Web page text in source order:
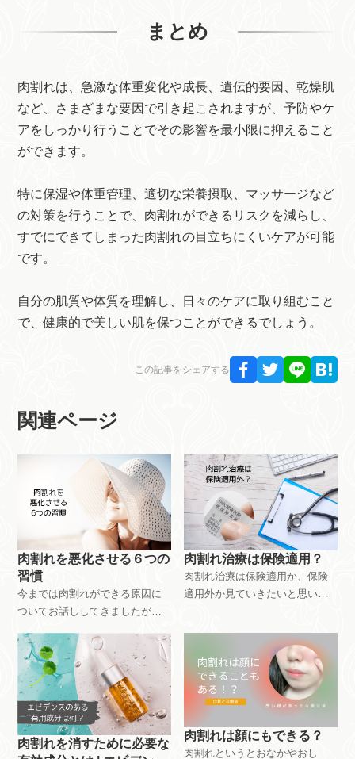
まとめ
肉割れは、急激な体重変化や成長、遺伝的要因、乾燥肌
など、さまざまな要因で引き起こされますが、予防やケ
アをしっかり行うことでその影響を最小限に抑えること
ができます。
特に保湿や体重管理、適切な栄養摂取、マッサージなど
の対策を行うことで、肉割れができるリスクを減らし、
すでにできてしまった肉割れの目立ちにくいケアが可能
です。
自分の肌質や体質を理解し、日々のケアに取り組むこと
で、健康的で美しい肌を保つことができるでしょう。
この記事をシェアする
関連ページ
肉割れを悪化させる６つの
習慣
今までは肉割れができる原因に
ついてお話ししてきましたが、
してしまう６つの原因について
ご紹介します。
肉割れ治療は保険適用？
肉割れ治療は保険適用か、保険
適用外か見ていきたいと思いま
肉割れを消すために必要な
肉割れは顔にもできる？
肉割れというとおなかやおし